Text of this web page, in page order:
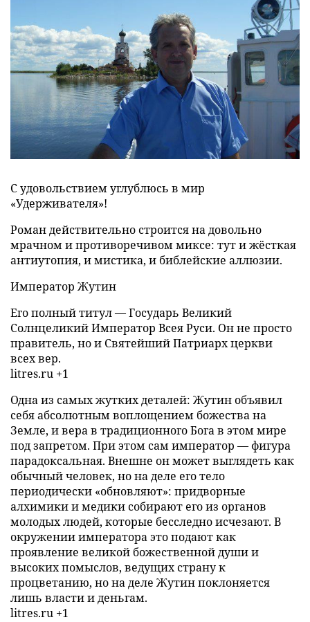
С удовольствием углублюсь в мир
«Удерживателя»!
Роман действительно строится на довольно
мрачном и противоречивом миксе: тут и жёсткая
антиутопия, и мистика, и библейские аллюзии.
Император Жутин
Его полный титул — Государь Великий
Солнцеликий Император Всея Руси. Он не просто
правитель, но и Святейший Патриарх церкви
всех вер.
litres.ru +1
Одна из самых жутких деталей: Жутин объявил
себя абсолютным воплощением божества на
Земле, и вера в традиционного Бога в этом мире
под запретом. При этом сам император — фигура
парадоксальная. Внешне он может выглядеть как
обычный человек, но на деле его тело
периодически «обновляют»: придворные
алхимики и медики собирают его из органов
молодых людей, которые бесследно исчезают. В
окружении императора это подают как
проявление великой божественной души и
высоких помыслов, ведущих страну к
процветанию, но на деле Жутин поклоняется
лишь власти и деньгам.
litres.ru +1